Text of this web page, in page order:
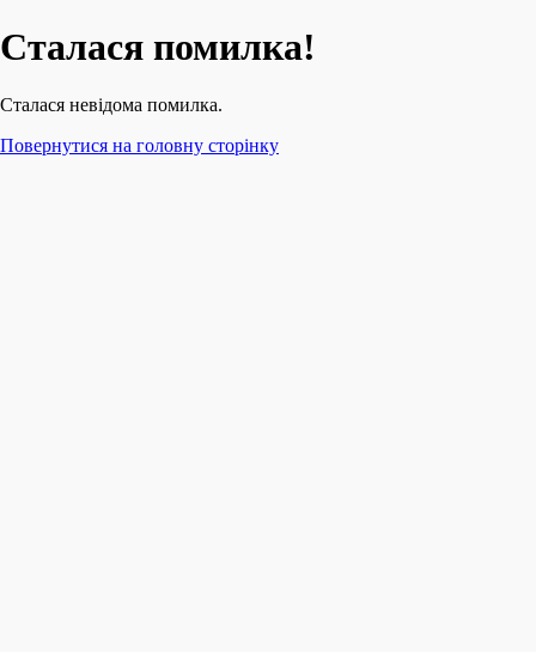
Сталася помилка!
Сталася невідома помилка.
Повернутися на головну сторінку